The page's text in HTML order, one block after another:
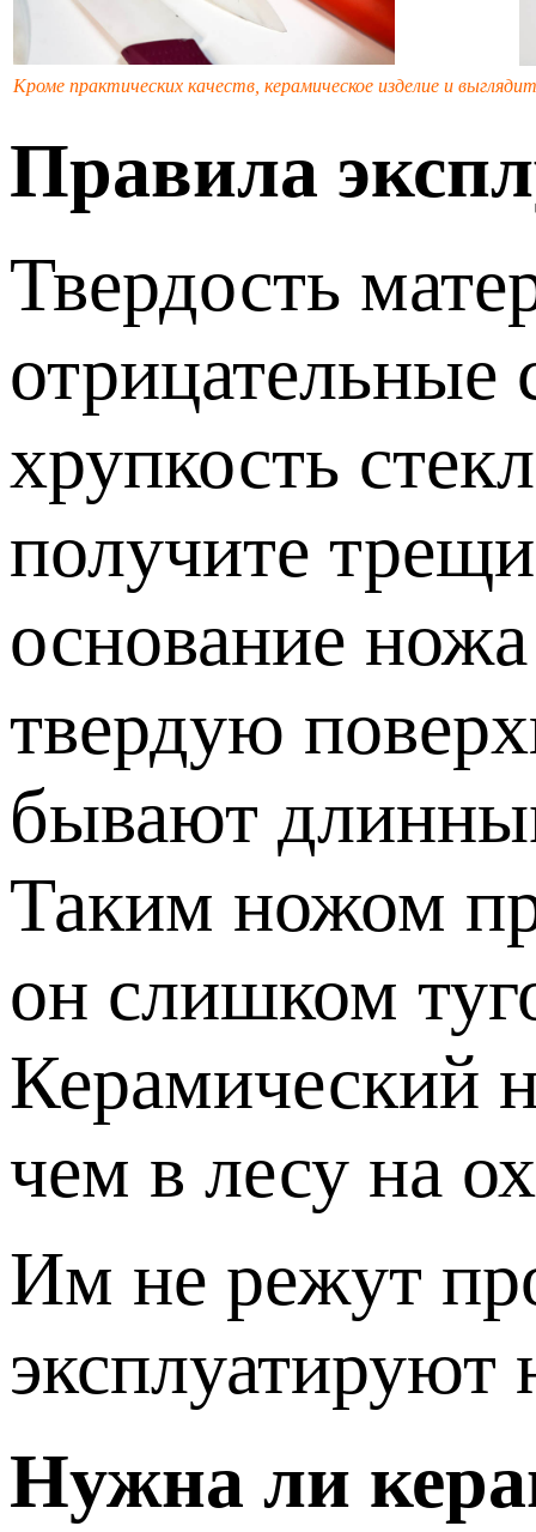
Кроме практических качеств, керамическое изделие и
Правила
Твердость
отрицательные
хрупкость
получите
основание
твердую
бывают
Таким ножом
он слишком
Керамический
чем в лесу на
Им не режут
эксплуатируют
Нужна ли